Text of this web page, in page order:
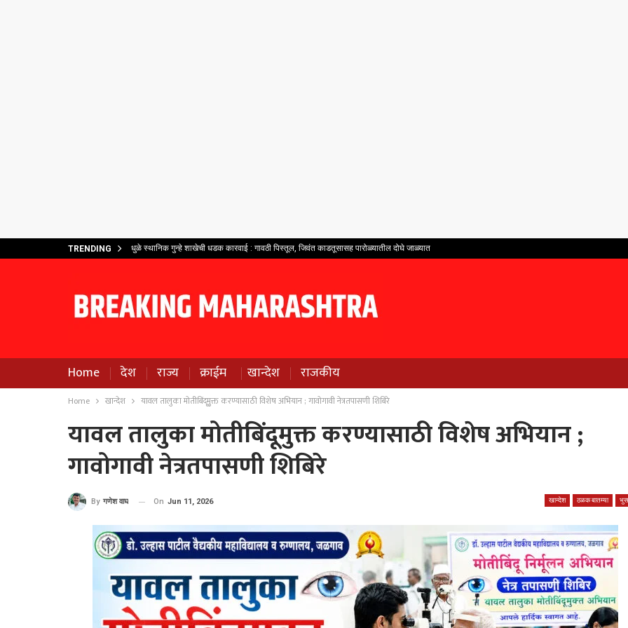
TRENDING धुळे स्थानिक गुन्हे शाखेची धडक कारवाई : गावठी पिस्तूल, जिवंत काडतूसासह पारोळ्यातील दोघे जाळ्यात
Home देश राज्य क्राईम खान्देश राजकीय
Home खान्देश यावल तालुका मोतीबिंदूमुक्त करण्यासाठी विशेष अभियान ; गावोगावी नेत्रतपासणी शिबिरे
यावल तालुका मोतीबिंदूमुक्त करण्यासाठी विशेष अभियान ;
गावोगावी नेत्रतपासणी शिबिरे
खान्देश ठळक बातम्या
By गणेश वाघ On Jun 11, 2026